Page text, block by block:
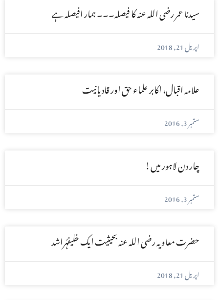
سیدنا عمر رضی اللہ عنہ کا فیصلہ۔۔۔ ہمار افیصلہ ہے
اپریل 21, 2018
علامہ اقبال، اکابر علماء حق اور قادیانیت
ستمبر 3, 2016
چار دن لاہور میں!
ستمبر 3, 2016
حضرت معاویہ رضی اللہ عنہ بحیثیت ایک خلیفۂراشد
اپریل 21, 2018